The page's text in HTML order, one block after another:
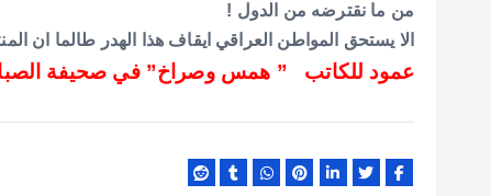
من ما نقترضه من الدول !
الا يستحق المواطن العراقي ايقاف هذا الهدر طالما ان
عمود للكاتب ” همس وصراخ” في صحيفة الصباح